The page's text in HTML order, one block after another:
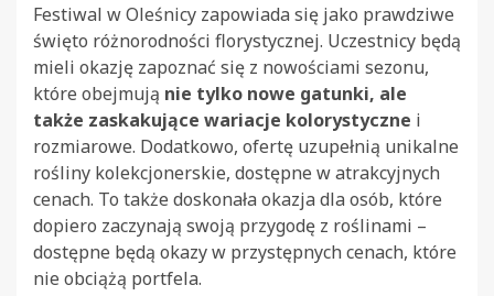
Festiwal w Oleśnicy zapowiada się jako prawdziwe
święto różnorodności florystycznej. Uczestnicy będą
mieli okazję zapoznać się z nowościami sezonu,
które obejmują nie tylko nowe gatunki, ale
także zaskakujące wariacje kolorystyczne i
rozmiarowe. Dodatkowo, ofertę uzupełnią unikalne
rośliny kolekcjonerskie, dostępne w atrakcyjnych
cenach. To także doskonała okazja dla osób, które
dopiero zaczynają swoją przygodę z roślinami –
dostępne będą okazy w przystępnych cenach, które
nie obciążą portfela.